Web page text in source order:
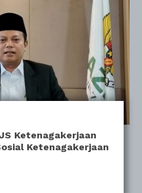
Ketenagakerjaan
Ketenagakerjaan